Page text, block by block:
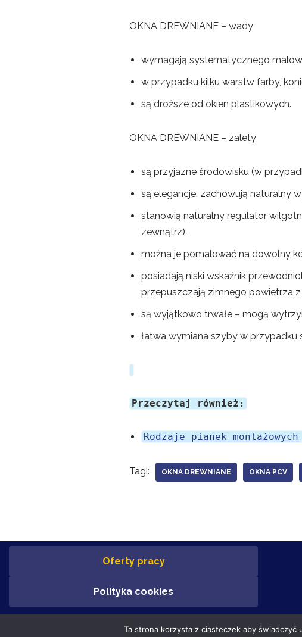
OKNA DREWNIANE – wady
wymagają systematycznego
w przypadku kilku warstw farby,
są droższe od okien plastikowych.
OKNA DREWNIANE – zalety
są przyjazne środowisku (w
są elegancje, zachowują naturalny
stanowią naturalny regulator
zewnątrz),
można je pomalować na dowolny
posiadają niski wskaźnik
przepuszczają zimnego powietrza
są wyjątkowo trwałe – mogą
łatwa wymiana szyby w przypadku
Przeczytaj również:
Rodzaje pianek
Tagi: OKNA DREWNIANE OKNA PCV
Oferty pracy
Polityka cookies
Ta strona korzysta z ciasteczek aby świadczyć